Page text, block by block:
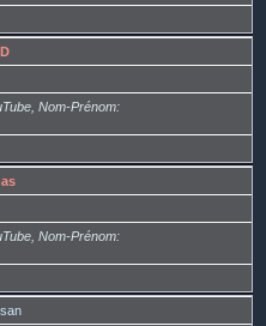
Nom-Prénom
Nom-Prénom